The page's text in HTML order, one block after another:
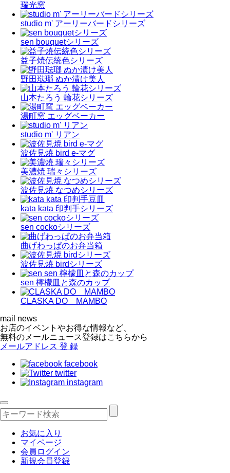
瑞光窯
studio m' アーリーバードシリーズ
sen bouquetシリーズ
益子焼伝統色シリーズ
野田琺瑯 ぬか漬け美人
山本たろう 輪花シリーズ
湯町窯 エッグベーカー
studio m' リアン
波佐見焼 bird e-マグ
美濃焼 瑞々シリーズ
波佐見焼 なつめシリーズ
kata kata 印判手シリーズ
sen cockoシリーズ
曲げわっぱのお弁当箱
波佐見焼 birdシリーズ
sen 檸檬皿と森のカップ
CLASKA DO MAMBO
mail news
お店のイベントやお得な情報など、
無料のメールニュース登録はこちらから
メールアドレス 登 録
facebook
twitter
instagram
お気に入り
マイページ
会員ログイン
新規会員登録